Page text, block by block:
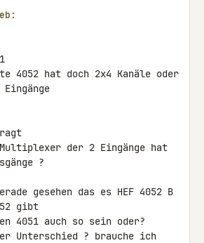
4052 hat doch 2x4 Kanäle oder
der 2 Eingänge hat
?
gesehen das es HEF 4052 B
gibt
4051 auch so sein oder?
Unterschied ? brauche ich